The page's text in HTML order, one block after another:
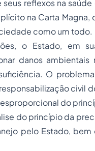
reflexos na
na Carta
como um todo.
o Estado, em
danos
O
civil
do
do princípio da
pelo Estado,